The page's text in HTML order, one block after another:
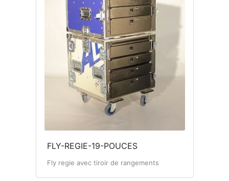
FLY-REGIE-19-POUCES
Fly regie avec tiroir de rangements